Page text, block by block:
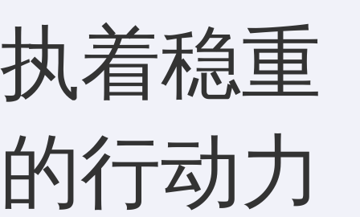
执着稳重
的行动力